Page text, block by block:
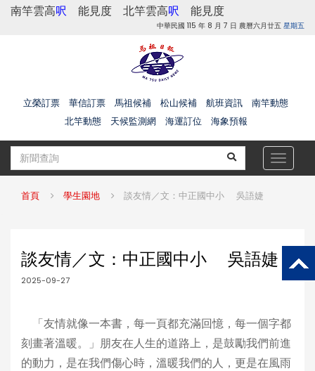
南竿雲高呎 能見度 北竿雲高呎 能見度
中華民國 115 年 8 月 7 日 農曆六月廿五 星期五
立榮訂票 華信訂票 馬祖候補 松山候補 航班資訊
南竿動態
北竿動態
天候監測網 海運訂位 海象預報
Toggle
首頁 學生園地 談友情／文：中正國中小 吳語婕
談友情／文：中正國中小 吳語婕
2025-09-27
「友情就像一本書，每一頁都充滿回憶，每一個字都
刻畫著溫暖。」朋友在人生的道路上，是鼓勵我們前進
的動力，是在我們傷心時，溫暖我們的人，更是在風雨